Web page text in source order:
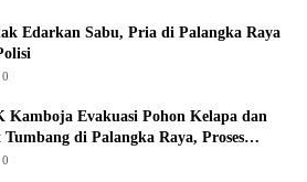
Edarkan Sabu, Pria di Palangka Raya
0
Kamboja Evakuasi Pohon Kelapa dan
di Palangka Raya, Proses
Jam
0